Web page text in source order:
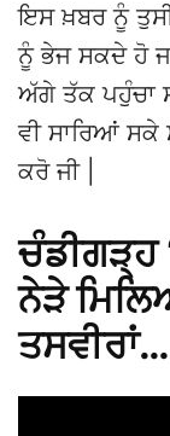
ਇਸ ਖ਼ਬਰ ਨੂੰ
ਨੂੰ ਭੇਜ ਸਕਦੇ ਹੋ
ਅੱਗੇ ਤੱਕ ਪਹੁੰਚਾ
ਵੀ ਸਾਰਿਆਂ
ਕਰੋ ਜੀ |
ਚੰਡੀਗੜ੍ਹ
ਨੇੜੇ
ਤਸਵੀਰਾਂ…